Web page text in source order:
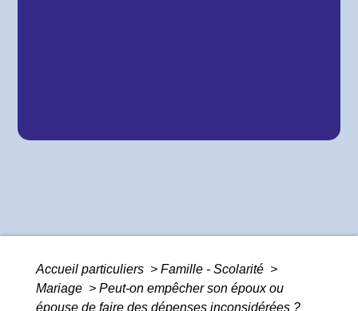
Accueil particuliers > Famille - Scolarité >
Mariage > Peut-on empêcher son époux ou
épouse de faire des dépenses inconsidérées ?